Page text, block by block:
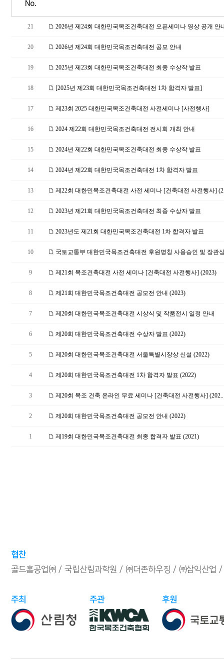
No.
21 2026년 제24회 대한민국목조건축대전 오픈세미나 영상 공개 안
20 2026년 제24회 대한민국목조건축대전 공모 안내
19 2025년 제23회 대한민국목조건축대전 최종 수상작 발표
18 [2025년 제23회 대한민국목조건축대전 1차 합격자 발표]
17 제23회 2025 대한민국목조건축대전 사전세미나 [사전행사]
16 2024 제22회 대한민국목조건축대전 전시회 개최 안내
15 2024년 제22회 대한민국목조건축대전 최종 수상작 발표
14 2024년 제22회 대한민국목조건축대전 1차 합격자 발표
13 제22회 대한민목조건축대전 사전 세미나 [건축대전 사전행사]
12 2023년 제21회 대한민국목조건축대전 최종 수상자 발표
11 2023년도 제21회 대한민국목조건축대전 1차 합격자 발표
10 국토교통부 대한민국목조건축대전 후원명칭 사용승인 및 장관
9 제21회 목조건축대전 사전 세미나 [건축대전 사전행사] (2023)
8 제21회 대한민국목조건축대전 공모전 안내 (2023)
7 제20회 대한민국목조건축대전 시상식 및 작품전시 일정 안내
6 제20회 대한민국목조건축대전 수상자 발표 (2022)
5 제20회 대한민국목조건축대전 서울특별시장상 신설 (2022)
4 제20회 대한민국목조건축대전 1차 합격자 발표 (2022)
3 제20회 목조 건축 온라인 무료 세미나 [건축대전 사전행사] (202..
2 제20회 대한민국목조건축대전 공모전 안내 (2022)
1 제19회 대한민국목조건축대전 최종 합격자 발표 (2021)
협찬
골드홈공업㈜
국립산림과학원 ㈜더존하우징 ㈜삼익산업
주최 주관 후원